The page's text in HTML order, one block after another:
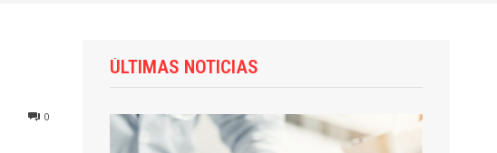
0
ÚLTIMAS NOTICIAS